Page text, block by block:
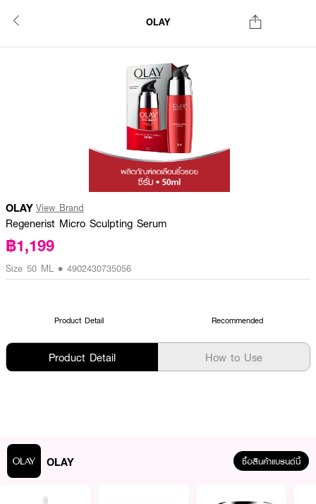
OLAY
OLAY View Brand
Regenerist Micro Sculpting Serum
฿1,199
Size 50 ML • 4902430735056
Product Detail Recommended
Product Detail How to Use
OLAY ซื้อสินค้าแบรนด์นี้